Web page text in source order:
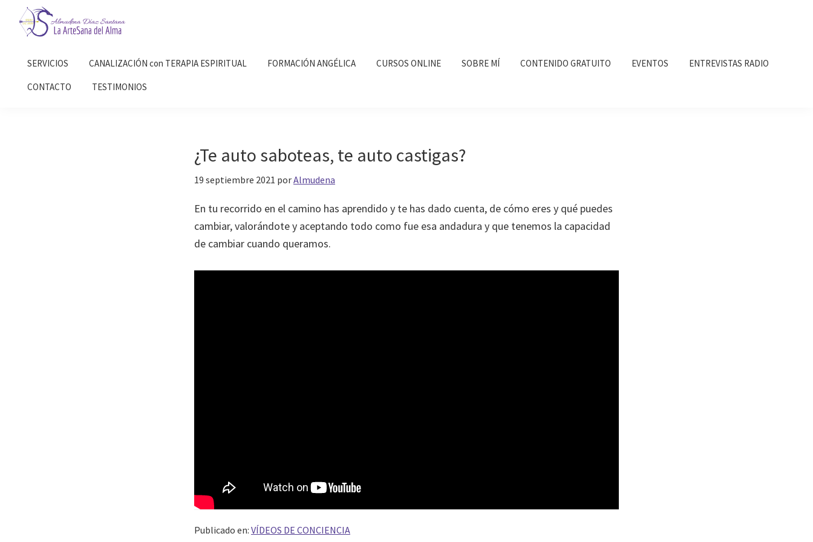
Saltar
navegación
Saltar
principal
Díaz
Santana
Artesana
del
SERVICIOS CANALIZACIÓN con TERAPIA ESPIRITUAL FORMACIÓN ANGÉLICA CURSOS ONLINE SOBRE MÍ CONTENIDO GRATUITO EVENTOS ENTREVISTAS RADIO
CONTACTO TESTIMONIOS
¿Te auto saboteas, te auto castigas?
19 septiembre 2021 porAlmudena
En tu recorrido en el camino has aprendido y te has dado cuenta, de cómo eres y qué puedes
cambiar, valorándote y aceptando todo como fue esa andadura y que tenemos la capacidad
de cambiar cuando queramos.
Publicado en: VÍDEOS DE CONCIENCIA